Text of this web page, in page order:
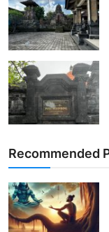
Recommended